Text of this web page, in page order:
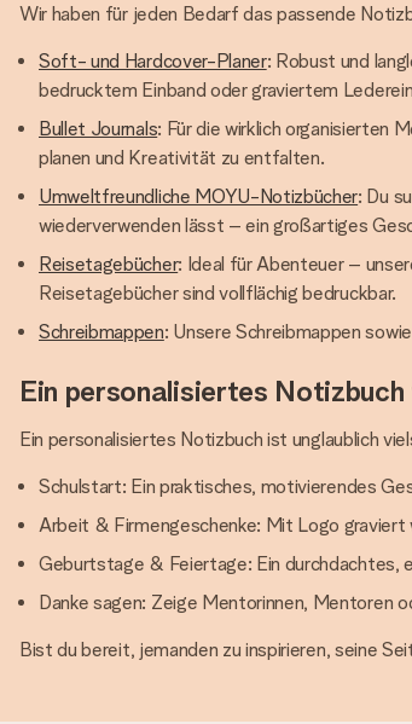
Wir haben für jeden Bedarf das passende
Soft- und Hardcover-Planer: Robust und
bedrucktem Einband oder graviertem
Bullet Journals: Für die wirklich organisierten
planen und Kreativität zu entfalten.
Umweltfreundliche MOYU-Notizbücher: Du
wiederverwenden lässt – ein großartiges
Reisetagebücher: Ideal für Abenteuer –
Reisetagebücher sind vollflächig bedruckbar.
Schreibmappen: Unsere Schreibmappen sowie
Ein personalisiertes
Ein personalisiertes Notizbuch ist unglaublich
Schulstart: Ein praktisches, motivierendes
Arbeit & Firmengeschenke: Mit Logo graviert
Geburtstage & Feiertage: Ein durchdachtes,
Danke sagen: Zeige Mentorinnen, Mentoren
Bist du bereit, jemanden zu inspirieren, seine